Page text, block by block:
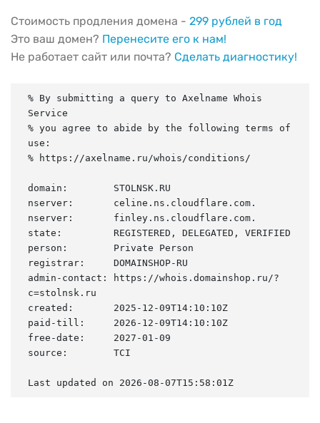
Стоимость продления домена - 299 рублей в год
Это ваш домен? Перенесите его к нам!
Не работает сайт или почта? Сделать диагностику!
% By submitting a query to Axelname Whois
Service
% you agree to abide by the following terms of
use:
% https://axelname.ru/whois/conditions/
domain:        STOLNSK.RU
nserver:       celine.ns.cloudflare.com.
nserver:       finley.ns.cloudflare.com.
state:         REGISTERED, DELEGATED, VERIFIED
person:        Private Person
registrar:     DOMAINSHOP-RU
admin-contact: https://whois.domainshop.ru/?
c=stolnsk.ru
created:       2025-12-09T14:10:10Z
paid-till:     2026-12-09T14:10:10Z
free-date:     2027-01-09
source:        TCI
Last updated on 2026-08-07T15:58:01Z